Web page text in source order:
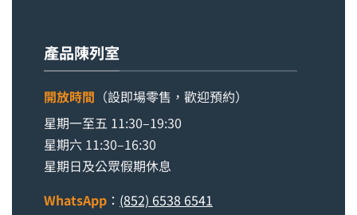
產品陳列室
開放時間 （設即場零售，歡迎預約）
星期一至五 11:30–19:30
星期六 11:30–16:30
星期日及公眾假期休息
WhatsApp ： (852) 6538 6541